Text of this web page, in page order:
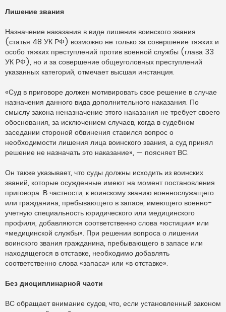
Лишение звания
Назначение наказания в виде лишения воинского звания
(статья 48 УК РФ) возможно не только за совершение тяжких и
особо тяжких преступлений против военной службы (глава 33
УК РФ), но и за совершение общеуголовных преступлений
указанных категорий, отмечает высшая инстанция.
«Суд в приговоре должен мотивировать свое решение в случае
назначения данного вида дополнительного наказания. По
смыслу закона неназначение этого наказания не требует своего
обоснования, за исключением случаев, когда в судебном
заседании стороной обвинения ставился вопрос о
необходимости лишения лица воинского звания, а суд принял
решение не назначать это наказание», — поясняет ВС.
Он также указывает, что суды должны исходить из воинских
званий, которые осужденные имеют на момент постановления
приговора. В частности, к воинскому званию военнослужащего
или гражданина, пребывающего в запасе, имеющего военно-
учетную специальность юридического или медицинского
профиля, добавляются соответственно слова «юстиции» или
«медицинской службы». При решении вопроса о лишении
воинского звания гражданина, пребывающего в запасе или
находящегося в отставке, необходимо добавлять
соответственно слова «запаса» или «в отставке».
Без дисциплинарной части
ВС обращает внимание судов, что, если установленный законом